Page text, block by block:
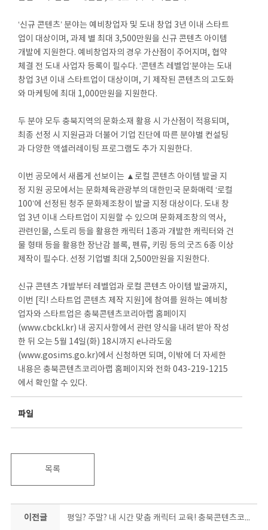
‘신규 콘텐츠’ 분야는 예비창업자 및 도내 창업 3년 이내 스타트
업이 대상이며, 과제 별 최대 3,500만원을 신규 콘텐츠 아이템
개발에 지원한다. 예비창업자의 경우 가산점이 주어지며, 협약
체결 전 도내 사업자 등록이 필수다. ‘콘텐츠 레벨업’분야는 도내
창업 3년 이내 스타트업이 대상이며, 기 제작된 콘텐츠의 고도화
와 마케팅에 최대 1,000만원을 지원한다.
두 분야 모두 충북지역의 문화소재 활용 시 가산점이 적용되며,
최종 선정 시 지원금과 더불어 기업 진단에 따른 분야별 컨설팅
과 다양한 액셀러레이팅 프로그램도 추가 지원한다.
이번 공모에서 새롭게 선보이는 ▲로컬 콘텐츠 아이템 발굴 지
정 지원 공모에서는 문화체육관광부의 대한민국 문화매력 ‘로컬
100’에 선정된 청주 문화제조창이 발굴 지정 대상이다. 도내 창
업 3년 이내 스타트업이 지원할 수 있으며 문화제조창의 역사,
관련인물, 스토리 등을 활용한 캐릭터 1종과 개발한 캐릭터와 건
물 형태 등을 활용한 장난감 블록, 펜류, 키링 등의 굿즈 6종 이상
제작이 필수다. 선정 기업별 최대 2,500만원을 지원한다.
신규 콘텐츠 개발부터 레벨업과 로컬 콘텐츠 아이템 발굴까지,
이번 [킥! 스타트업 콘텐츠 제작 지원]에 참여를 원하는 예비창
업자와 스타트업은 충북콘텐츠코리아랩 홈페이지
(www.cbckl.kr) 내 공지사항에서 관련 양식을 내려 받아 작성
한 뒤 오는 5월 14일(화) 18시까지 e나라도움
(www.gosims.go.kr)에서 신청하면 되며, 이밖에 더 자세한
내용은 충북콘텐츠코리아랩 홈페이지와 전화 043-219-1215
에서 확인할 수 있다.
파일
목록
이전글 평일? 주말? 내 시간 맞춤 캐릭터 교육! 충북콘텐츠코리아랩 캐릭터 기초과정 교육생 모집